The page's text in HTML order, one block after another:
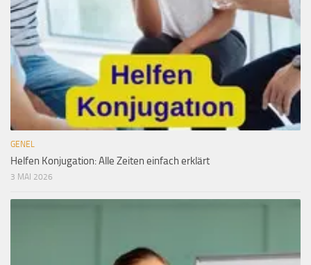
GENEL
Helfen Konjugation: Alle Zeiten einfach erklärt
3 MAI 2026